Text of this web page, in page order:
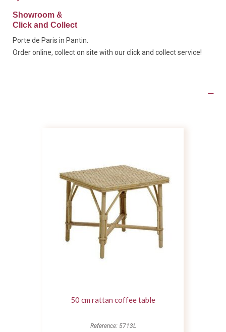
Showroom &
Click and Collect
Porte de Paris in Pantin.
Order online, collect on site with our click and collect service!
50 cm rattan coffee table
Reference: 5713L